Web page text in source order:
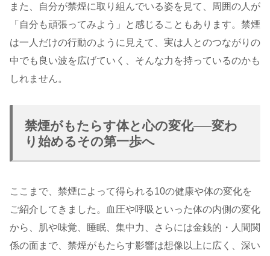
また、自分が禁煙に取り組んでいる姿を見て、周囲の人が
「自分も頑張ってみよう」と感じることもあります。禁煙
は一人だけの行動のように見えて、実は人とのつながりの
中でも良い波を広げていく、そんな力を持っているのかも
しれません。
禁煙がもたらす体と心の変化──変わ
り始めるその第一歩へ
ここまで、禁煙によって得られる10の健康や体の変化を
ご紹介してきました。血圧や呼吸といった体の内側の変化
から、肌や味覚、睡眠、集中力、さらには金銭的・人間関
係の面まで、禁煙がもたらす影響は想像以上に広く、深い